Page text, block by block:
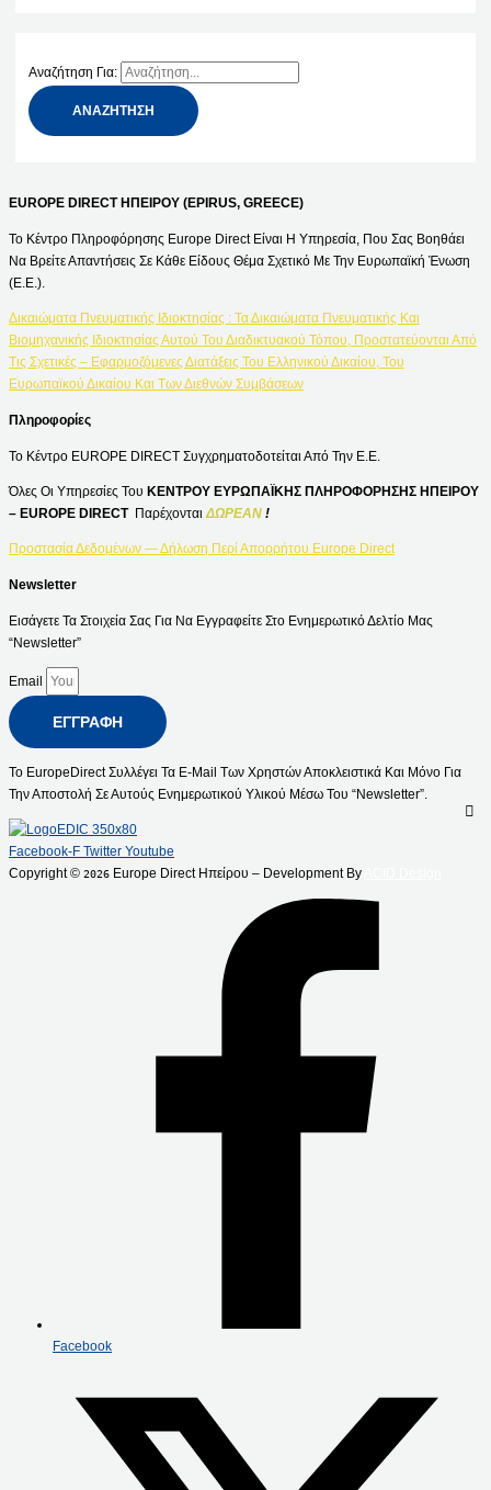
Αναζήτηση Για:
EUROPE DIRECT ΗΠΕΙΡΟΥ (EPIRUS, GREECE)
Το Κέντρο Πληροφόρησης Europe Direct Είναι Η Υπηρεσία, Που Σας Βοηθάει
Να Βρείτε Απαντήσεις Σε Κάθε Είδους Θέμα Σχετικό Με Την Ευρωπαϊκή Ένωση
(Ε.Ε.).
Δικαιώματα Πνευματικής Ιδιοκτησίας : Τα Δικαιώματα Πνευματικής Και
Βιομηχανικής Ιδιοκτησίας Αυτού Του Διαδικτυακού Τόπου, Προστατεύονται Από
Τις Σχετικές – Εφαρμοζόμενες Διατάξεις Του Ελληνικού Δικαίου, Του
Ευρωπαϊκού Δικαίου Και Των Διεθνών Συμβάσεων
Πληροφορίες
Το Κέντρο EUROPE DIRECT Συγχρηματοδοτείται Από Την Ε.Ε.
Όλες Οι Υπηρεσίες Του ΚΕΝΤΡΟΥ ΕΥΡΩΠΑΪΚΗΣ ΠΛΗΡΟΦΟΡΗΣΗΣ ΗΠΕΙΡΟΥ
– EUROPE DIRECT Παρέχονται ΔΩΡΕΑΝ !
Προστασία Δεδομένων — Δήλωση Περί Απορρήτου Europe Direct
Newsletter
Εισάγετε Τα Στοιχεία Σας Για Να Εγγραφείτε Στο Ενημερωτικό Δελτίο Μας
“Newsletter”
Email
ΕΓΓΡΑΦΉ
Το EuropeDirect Συλλέγει Τα E-Mail Των Χρηστών Αποκλειστικά Και Μόνο Για
Την Αποστολή Σε Αυτούς Ενημερωτικού Υλικού Μέσω Του “Newsletter”.
Facebook-F Twitter Youtube
Copyright © 2026 Europe Direct Ηπείρου – Development By
Facebook